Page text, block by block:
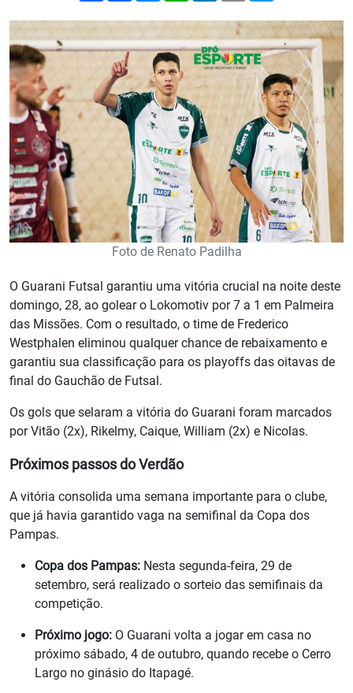
Foto de Renato Padilha
O Guarani Futsal garantiu uma vitória crucial na noite deste
domingo, 28, ao golear o Lokomotiv por 7 a 1 em Palmeira
das Missões. Com o resultado, o time de Frederico
Westphalen eliminou qualquer chance de rebaixamento e
garantiu sua classificação para os playoffs das oitavas de
final do Gauchão de Futsal.
Os gols que selaram a vitória do Guarani foram marcados
por Vitão (2x), Rikelmy, Caique, William (2x) e Nicolas.
Próximos passos do Verdão
A vitória consolida uma semana importante para o clube,
que já havia garantido vaga na semifinal da Copa dos
Pampas.
Copa dos Pampas: Nesta segunda-feira, 29 de
setembro, será realizado o sorteio das semifinais da
competição.
Próximo jogo: O Guarani volta a jogar em casa no
próximo sábado, 4 de outubro, quando recebe o Cerro
Largo no ginásio do Itapagé.